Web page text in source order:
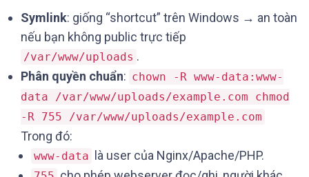
Symlink: giống “shortcut” trên Windows → an toàn
nếu bạn không public trực tiếp
/var/www/uploads .
Phân quyền chuẩn: chown -R www-data:www-
data /var/www/uploads/example.com chmod
-R 755 /var/www/uploads/example.com
Trong đó:
www-data là user của Nginx/Apache/PHP.